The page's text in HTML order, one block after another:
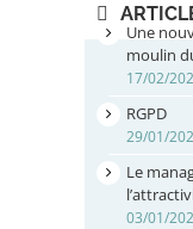
Une
moulin
17/02/
RGPD
29/01/
Le
03/01/